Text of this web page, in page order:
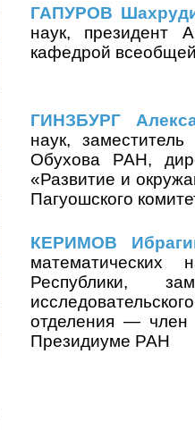
ГАПУРОВ
наук, президент
кафедрой всеобщей
ГИНЗБУРГ
наук,
Обухова РАН,
«Развитие и
Пагуошского
КЕРИМОВ
математических
Республики,
отделения ― член
Президиуме РАН